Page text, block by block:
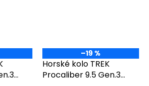
–19 %
Horské kolo TREK
Procaliber 9.5 Gen.3